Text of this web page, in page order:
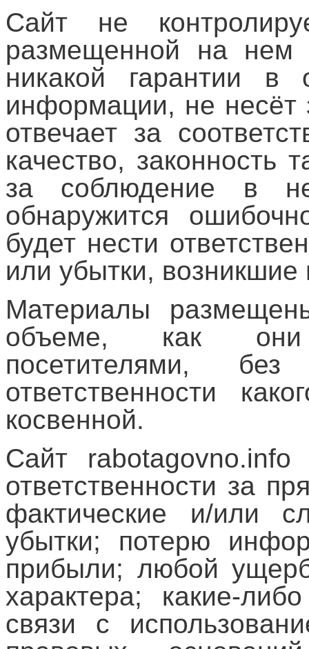
Сайт не
размещенной на нем
никакой гарантии в
информации, не несёт
отвечает за
качество, законность
за соблюдение в
обнаружится
будет нести
или убытки, возникшие
Материалы
объеме, как они
посетителями,
ответственности
косвенной.
Сайт
ответственности за
фактические и/или
убытки; потерю
прибыли; любой
характера; какие-
связи с